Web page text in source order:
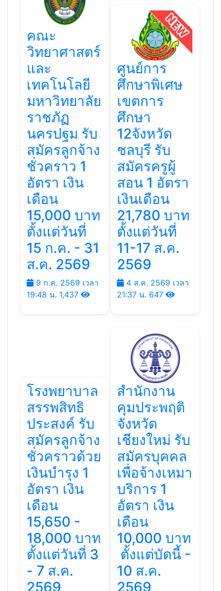
คณะ
วิทยาศาสตร์
และ
เทคโนโลยี
มหาวิทยาลัย
ราชภัฏ
นครปฐม รับ
สมัครลูกจ้าง
ชั่วคราว 1
อัตรา เงิน
เดือน
15,000 บาท
ตั้งแต่วันที่
15 ก.ค. - 31
ส.ค. 2569
9 ก.ค. 2569 เวลา
19:48 น. 1,437
ศูนย์การ
ศึกษาพิเศษ
เขตการ
ศึกษา
12จังหวัด
ชลบุรี รับ
สมัครครูผู้
สอน 1 อัตรา
เงินเดือน
21,780 บาท
ตั้งแต่วันที่
11-17 ส.ค.
2569
4 ส.ค. 2569 เวลา
21:37 น. 647
โรงพยาบาล
สรรพสิทธิ
ประสงค์ รับ
สมัครลูกจ้าง
ชั่วคราวด้วย
เงินบํารุง 1
อัตรา เงิน
เดือน
15,650 -
18,000 บาท
ตั้งแต่วันที่ 3
- 7 ส.ค.
2569
สำนักงาน
คุมประพฤติ
จังหวัด
เชียงใหม่ รับ
สมัครบุคคล
เพื่อจ้างเหมา
บริการ 1
อัตรา เงิน
เดือน
10,000 บาท
ตั้งแต่บัดนี้ -
10 ส.ค.
2569